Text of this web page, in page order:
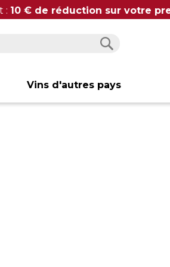
: 10 € de réduction sur votre
Vins d'autres pays